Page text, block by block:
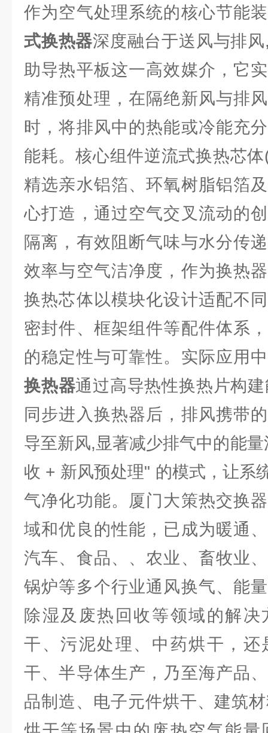
作为空气处理系统的核心节能
式换热器深度融台于送风与排
助导热平板这一高效媒介，它
精准预处理，在隔绝新风与排
时，将排风中的热能或冷能充
能耗。核心组件逆流式换热芯
精选亲水铝箔、环氧树脂铝箔
心打造，通过空气交叉流动的
隔离，有效阻断气味与水分传
效率与空气洁净度，作为换热
换热芯体以模块化设计适配不
密封件、框架组件等配件体系
的稳定性与可靠性。实际应用
换热器通过高导热性换热片构
同步进入换热器后，排风携带
导至新风,显著减少排气中的能
收 + 新风预处理" 的模式，让系
气净化功能。厦门大策热交换
域和优良的性能，已成为暖通
汽车、食品、、农业、畜牧业
锅炉等多个行业通风换气、能
除湿及废热回收等领域的解
干、污泥处理、中药烘干，还
干、半导体生产，乃至海产品
品制造、电子元件烘干、建筑